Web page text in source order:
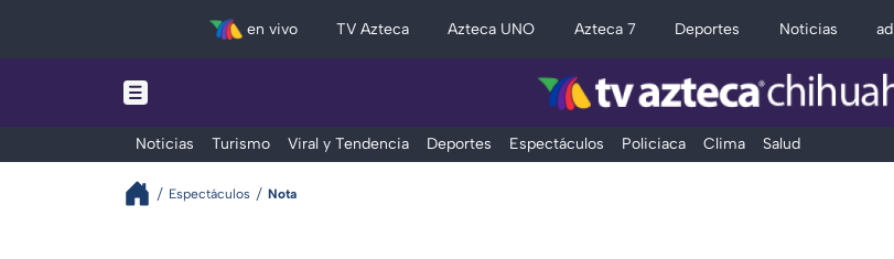
en vivo TV Azteca Azteca UNO Azteca 7 Deportes Noticias
Noticias Turismo Viral y Tendencia Deportes Espectáculos Policiaca Clima Salud
Espectáculos Nota